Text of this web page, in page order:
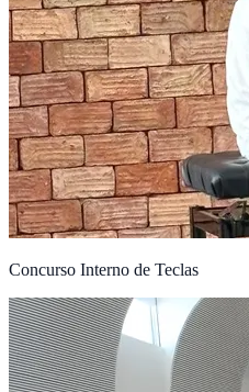
Concurso Interno de Teclas